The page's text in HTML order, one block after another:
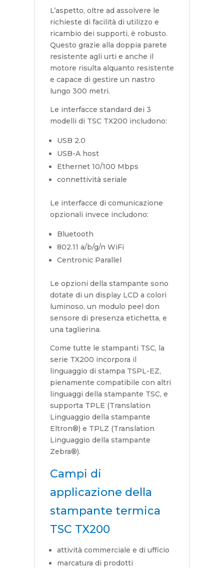
L’aspetto, oltre ad assolvere le
richieste di facilità di utilizzo e
ricambio dei supporti, è robusto.
Questo grazie alla doppia parete
resistente agli urti e anche il
motore risulta alquanto resistente
e capace di gestire un nastro
lungo 300 metri.
Le interfacce standard dei 3
modelli di TSC TX200 includono:
USB 2.0
USB-A host
Ethernet 10/100 Mbps
connettività seriale
Le interfacce di comunicazione
opzionali invece includono:
Bluetooth
802.11 a/b/g/n WiFi
Centronic Parallel
Le opzioni della stampante sono
dotate di un display LCD a colori
luminoso, un modulo peel don
sensore di presenza etichetta, e
una taglierina.
Come tutte le stampanti TSC, la
serie TX200 incorpora il
linguaggio di stampa TSPL-EZ,
pienamente compatibile con altri
linguaggi della stampante TSC, e
supporta TPLE (Translation
Linguaggio della stampante
Eltron®) e TPLZ (Translation
Linguaggio della stampante
Zebra®).
Campi di
applicazione della
stampante termica
TSC TX200
attività commerciale e di ufficio
marcatura di prodotti